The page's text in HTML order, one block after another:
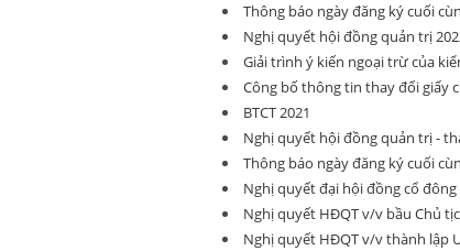
Thông báo ngày đăng ký cuối
Nghị quyết hội đồng quản trị
Giải trình ý kiến ngoại trừ của
Công bố thông tin thay đổi giấy
BTCT 2021
Nghị quyết hội đồng quản trị -
Thông báo ngày đăng ký cuối
Nghị quyết đại hội đồng cổ đông
Nghị quyết HĐQT v/v bầu Chủ
Nghị quyết HĐQT v/v thành lập